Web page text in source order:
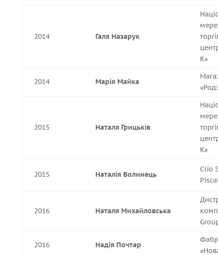
2014 Галя Назарук
К»
2014 Марія Майка
2015 Наталя Грицьків
К»
2015 Наталія Волинець
Clio
2016 Наталя Михайловська
2016 Надія Почтар